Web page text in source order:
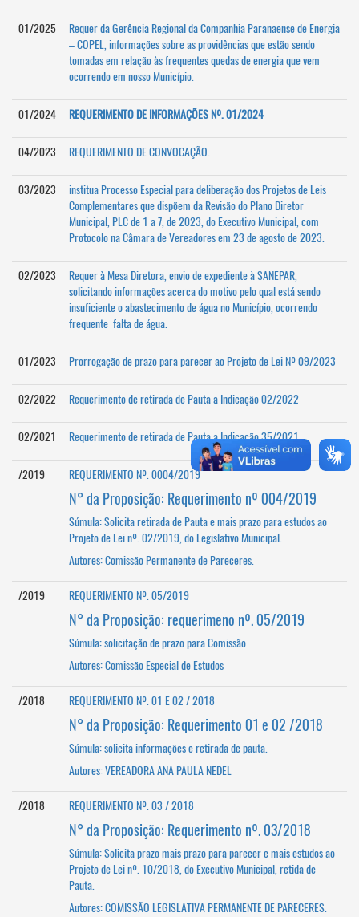
01/2025
Requer da Gerência Regional da Companhia Paranaense de Energia
– COPEL, informações sobre as providências que estão sendo
tomadas em relação às frequentes quedas de energia que vem
ocorrendo em nosso Município.
01/2024 REQUERIMENTO DE INFORMAÇÕES Nº. 01/2024
04/2023 REQUERIMENTO DE CONVOCAÇÃO.
03/2023
institua Processo Especial para deliberação dos Projetos de Leis
Complementares que dispõem da Revisão do Plano Diretor
Municipal, PLC de 1 a 7, de 2023, do Executivo Municipal, com
Protocolo na Câmara de Vereadores em 23 de agosto de 2023.
02/2023
Requer à Mesa Diretora, envio de expediente à SANEPAR,
solicitando informações acerca do motivo pelo qual está sendo
insuficiente o abastecimento de água no Município, ocorrendo
frequente falta de água.
01/2023 Prorrogação de prazo para parecer ao Projeto de Lei Nº 09/2023
02/2022 Requerimento de retirada de Pauta a Indicação 02/2022
02/2021 Requerimento de retirada de Pauta a Indicação 35/2021
/2019 REQUERIMENTO Nº. 0004/2019
N° da Proposição: Requerimento nº 004/2019
Súmula:Solicita retirada de Pauta e mais prazo para estudos ao
Projeto de Lei nº. 02/2019, do Legislativo Municipal.
Autores: Comissão Permanente de Pareceres.
/2019 REQUERIMENTO Nº. 05/2019
N° da Proposição: requerimeno nº. 05/2019
Súmula: solicitação de prazo para Comissão
Autores: Comissão Especial de Estudos
/2018 REQUERIMENTO Nº. 01 E 02 / 2018
N° da Proposição: Requerimento 01 e 02 /2018
Súmula: solicita informações e retirada de pauta.
Autores: VEREADORA ANA PAULA NEDEL
/2018 REQUERIMENTO Nº. 03 / 2018
N° da Proposição: Requerimento nº. 03/2018
Súmula: Solicita prazo mais prazo para parecer e mais estudos ao
Projeto de Lei nº. 10/2018, do Executivo Municipal, retida de
Pauta.
Autores: COMISSÃO LEGISLATIVA PERMANENTE DE PARECERES.